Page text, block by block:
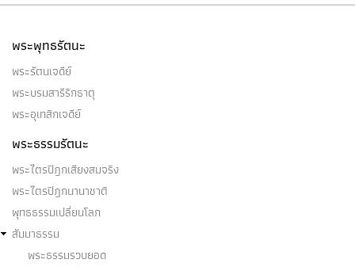
พระพุทธรัตนะ
พระรัตนเจดีย์
พระบรมสารีริกธาตุ
พระอุเทสิกเจดีย์
พระธรรมรัตนะ
พระไตรปิฎกเสียงสมจริง
พระไตรปิฎกนานาชาติ
พุทธธรรมเปลี่ยนโลก
สัมมาธรรม
พระธรรมรวบยอด